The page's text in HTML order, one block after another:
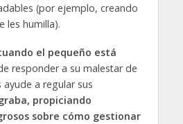
(por ejemplo, creando
les humilla).
el pequeño está
responder a su malestar de
a regular sus
propiciando
sobre cómo gestionar